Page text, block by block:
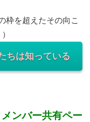
枠を超えたその向こ
ちは知っている
メンバー共有ペー